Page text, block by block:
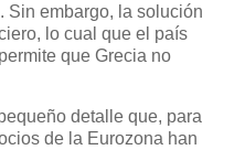
Sin embargo, la solución
lo cual que el país
que Grecia no
detalle que, para
de la Eurozona han